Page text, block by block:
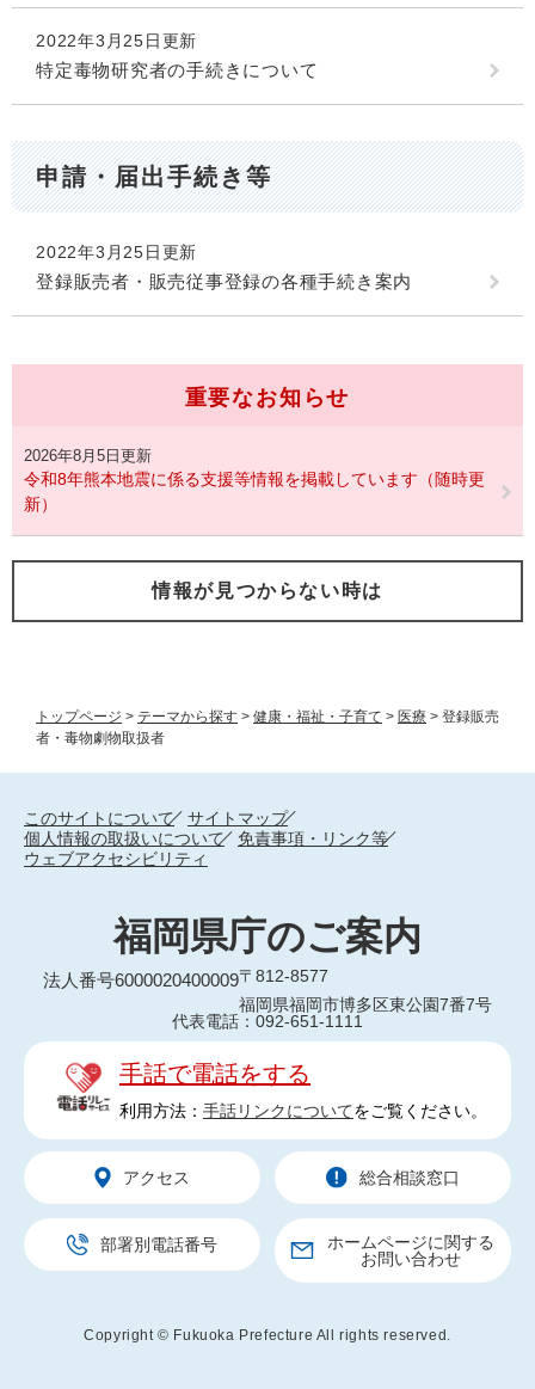
トップページ > テーマから探す > 健康・福祉・子育て > 医療 > 登録販売
者・毒物劇物取扱者
2022年3月25日更新
特定毒物研究者の手続きについて
申請・届出手続き等
2022年3月25日更新
登録販売者・販売従事登録の各種手続き案内
重要なお知らせ
2026年8月5日更新
令和8年熊本地震に係る支援等情報を掲載しています（随時更
新）
情報が見つからない時は
このサイトについて
サイトマップ
個人情報の取扱いについて
免責事項・リンク等
ウェブアクセシビリティ
福岡県庁のご案内
法人番号6000020400009〒812-8577
福岡県福岡市博多区東公園7番7号
代表電話：092-651-1111
手話で電話をする
利用方法： 手話リンクについてをご覧ください。
アクセス 総合相談窓口
部署別電話番号
ホームページに関する
お問い合わせ
Copyright © Fukuoka Prefecture All rights reserved.